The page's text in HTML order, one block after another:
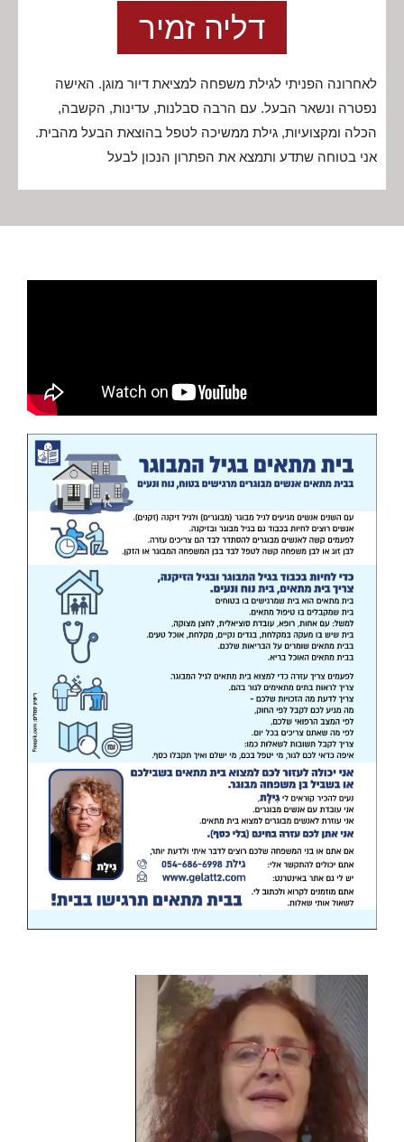
דליה זמיר
לאחרונה הפניתי לגילת משפחה למציאת דיור מוגן. האישה
נפטרה ונשאר הבעל. עם הרבה סבלנות, עדינות, הקשבה,
הכלה ומקצועיות, גילת ממשיכה לטפל בהוצאת הבעל מהבית.
אני בטוחה שתדע ותמצא את הפתרון הנכון לבעל